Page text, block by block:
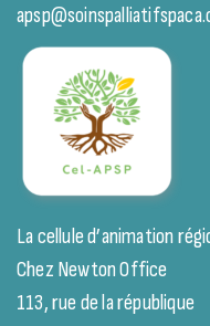
La cellule d’animation
Chez Newton Office
113, rue de la république